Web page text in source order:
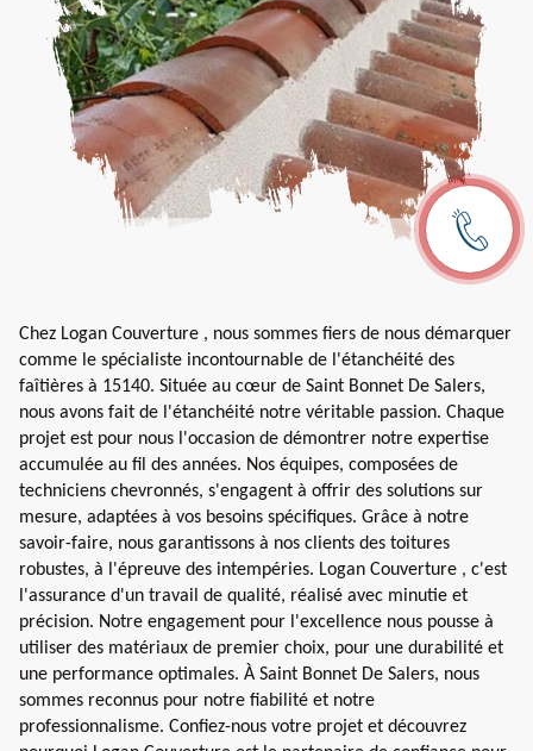
Chez Logan Couverture , nous sommes fiers de nous démarquer
comme le spécialiste incontournable de l'étanchéité des
faîtières à 15140. Située au cœur de Saint Bonnet De Salers,
nous avons fait de l'étanchéité notre véritable passion. Chaque
projet est pour nous l'occasion de démontrer notre expertise
accumulée au fil des années. Nos équipes, composées de
techniciens chevronnés, s'engagent à offrir des solutions sur
mesure, adaptées à vos besoins spécifiques. Grâce à notre
savoir-faire, nous garantissons à nos clients des toitures
robustes, à l'épreuve des intempéries. Logan Couverture , c'est
l'assurance d'un travail de qualité, réalisé avec minutie et
précision. Notre engagement pour l'excellence nous pousse à
utiliser des matériaux de premier choix, pour une durabilité et
une performance optimales. À Saint Bonnet De Salers, nous
sommes reconnus pour notre fiabilité et notre
professionnalisme. Confiez-nous votre projet et découvrez